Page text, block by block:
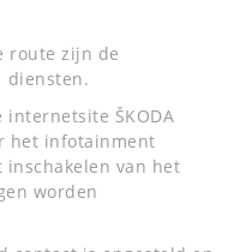
route zijn de
diensten.
ŠKODA
het infotainment
van het
worden